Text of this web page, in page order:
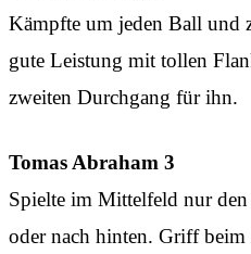
Kämpfte um jeden Ball und
gute Leistung mit tollen
zweiten Durchgang für ihn.
Tomas Abraham 3
Spielte im Mittelfeld nur den
oder nach hinten. Griff